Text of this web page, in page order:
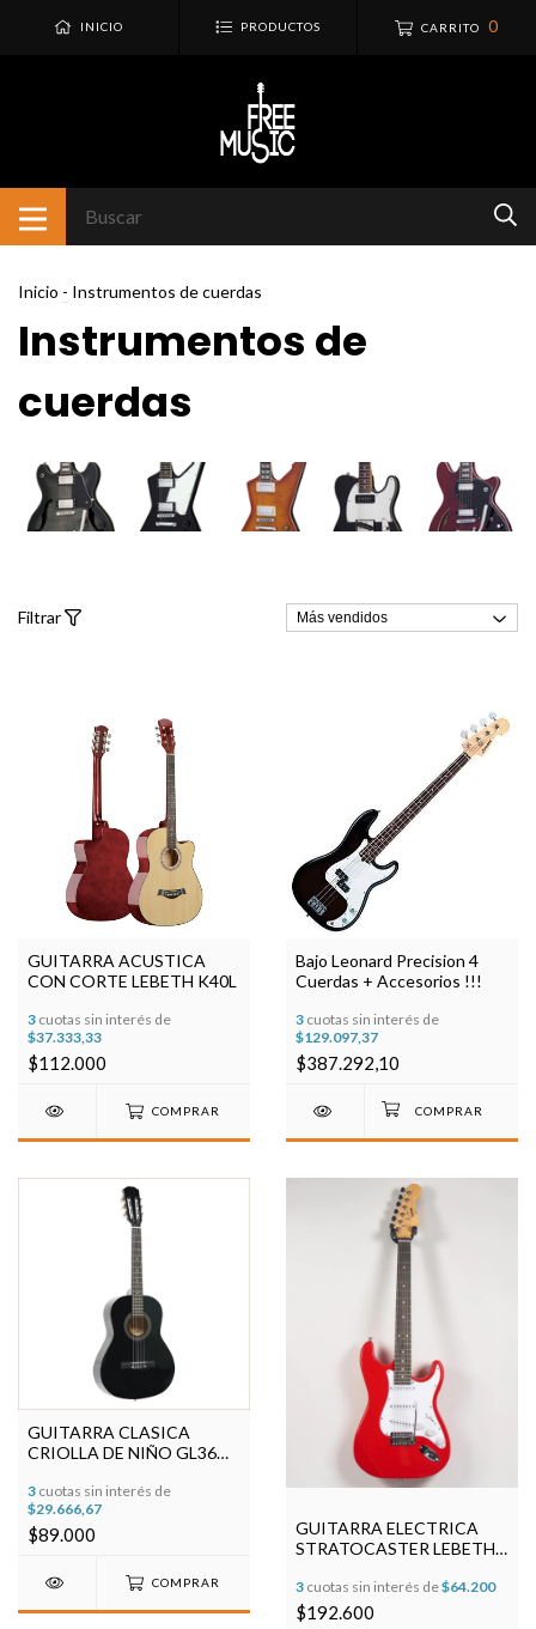
INICIO PRODUCTOS CARRITO 0
Inicio - Instrumentos de cuerdas
Instrumentos de
cuerdas
Filtrar
GUITARRA ACUSTICA
CON CORTE LEBETH K40L
3 cuotas sin interés de
$37.333,33
$112.000
COMPRAR
Bajo Leonard Precision 4
Cuerdas + Accesorios !!!
3 cuotas sin interés de
$129.097,37
$387.292,10
GUITARRA CLASICA
CRIOLLA DE NIÑO GL36
3 cuotas sin interés de
$29.666,67
$89.000
COMPRAR
GUITARRA ELECTRICA
STRATOCASTER LEBETH
CABLE
3 cuotas sin interés de$64.200
$192.600